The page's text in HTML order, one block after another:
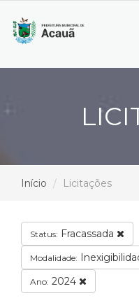
Início Licitações
Status: Fracassada
Modalidade:
Ano: 2024